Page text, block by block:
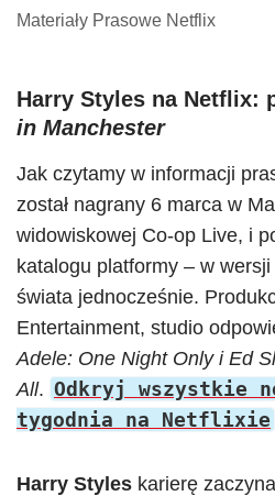
Materiały Prasowe Netflix
Harry Styles na Netflix:
in Manchester
Jak czytamy w informacji
został nagrany 6 marca w
widowiskowej Co-op Live, i
katalogu platformy – w
świata jednocześnie.
Entertainment, studio
Adele: One Night Only i Ed
All. Odkryj wszystkie
tygodnia na Netflixie
Harry Styles karierę